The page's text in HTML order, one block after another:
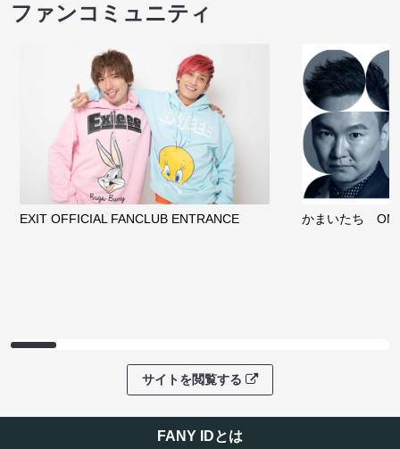
ファンコミュニティ
EXIT OFFICIAL FANCLUB ENTRANCE かまいたち
サイトを閲覧する
FANY IDとは